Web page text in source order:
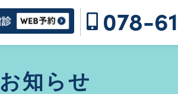
078-
お知らせ